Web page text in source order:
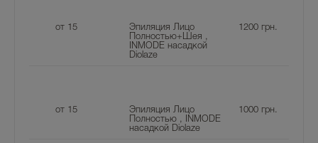
от 15
Эпиляция Лицо
Полностью+Шея ,
INMODE насадкой
Diolaze
1200 грн.
от 15
Эпиляция Лицо
Полностью , INMODE
насадкой Diolaze
1000 грн.